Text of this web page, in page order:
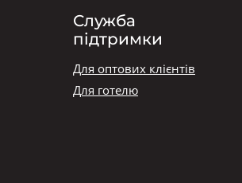
Служба
підтримки
Для оптових клієнтів
Для готелю